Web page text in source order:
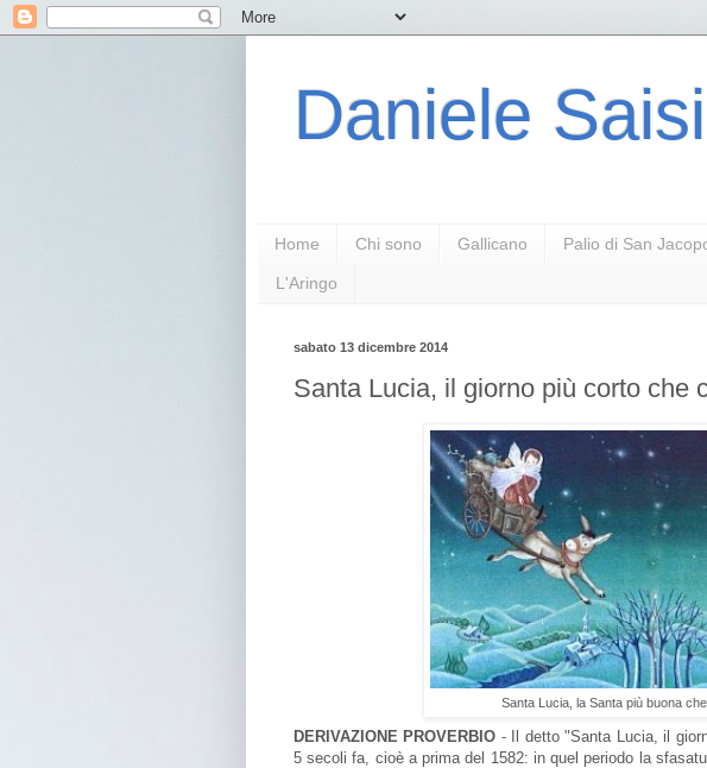
Daniele
Home Chi sono Gallicano Palio di San
L'Aringo
sabato 13 dicembre 2014
Santa Lucia, il giorno più corto che
Santa Lucia, la Santa più buona
DERIVAZIONE PROVERBIO - Il detto "Santa Lucia, il
5 secoli fa, cioè a prima del 1582: in quel periodo la